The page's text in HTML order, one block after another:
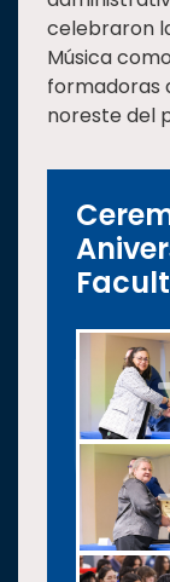
celebraron
Música
formadoras
noreste del